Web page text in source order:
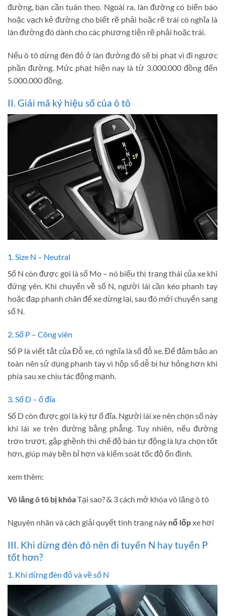
đường, bạn cần tuân theo. Ngoài ra, làn đường có biển báo
hoặc vạch kẻ đường cho biết rẽ phải hoặc rẽ trái có nghĩa là
làn đường đó dành cho các phương tiện rẽ phải hoặc trái.
Nếu ô tô dừng đèn đỏ ở làn đường đó sẽ bị phạt vì đi ngược
phần đường. Mức phạt hiện nay là từ 3.000.000 đồng đến
5.000.000 đồng.
II. Giải mã ký hiệu số của ô tô
1. Size N – Neutral
Số N còn được gọi là số Mo – nó biểu thị trạng thái của xe khi
đứng yên. Khi chuyển về số N, người lái cần kéo phanh tay
hoặc đạp phanh chân để xe dừng lại, sau đó mới chuyển sang
số N.
2. Số P – Công viên
Số P là viết tắt của Đỗ xe, có nghĩa là số đỗ xe. Để đảm bảo an
toàn nên sử dụng phanh tay vì hộp số dễ bị hư hỏng hơn khi
phía sau xe chịu tác động mạnh.
3. Số D – ổ đĩa
Số D còn được gọi là ký tự ổ đĩa. Người lái xe nên chọn số này
khi lái xe trên đường bằng phẳng. Tuy nhiên, nếu đường
trơn trượt, gập ghềnh thì chế độ bán tự động là lựa chọn tốt
hơn, giúp máy bền bỉ hơn và kiểm soát tốc độ ổn định.
xem thêm:
Vô lăng ô tô bị khóaTại sao? & 3 cách mở khóa vô lăng ô tô
Nguyên nhân và cách giải quyết tình trạng này nổ lốpxe hơi
III. Khi dừng đèn đỏ nên đi tuyến N hay tuyến P
tốt hơn?
1. Khi dừng đèn đỏ và về số N